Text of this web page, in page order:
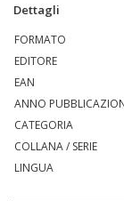
Dettagli
FORMATO
EDITORE
EAN
ANNO
CATEGORIA
COLLANA / SERIE
LINGUA